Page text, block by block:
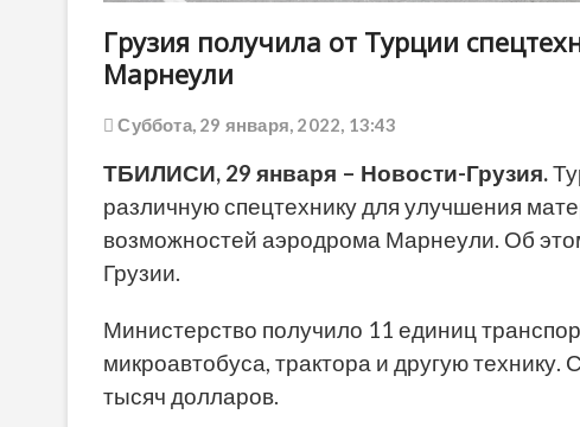
Грузия получила от Турции
Марнеули
Суббота, 29 января, 2022, 13:43
ТБИЛИСИ, 29 января – Новости-Грузия.
различную спецтехнику для улучшения
возможностей аэродрома Марнеули. Об
Грузии.
Министерство получило 11 единиц
микроавтобуса, трактора и другую
тысяч долларов.